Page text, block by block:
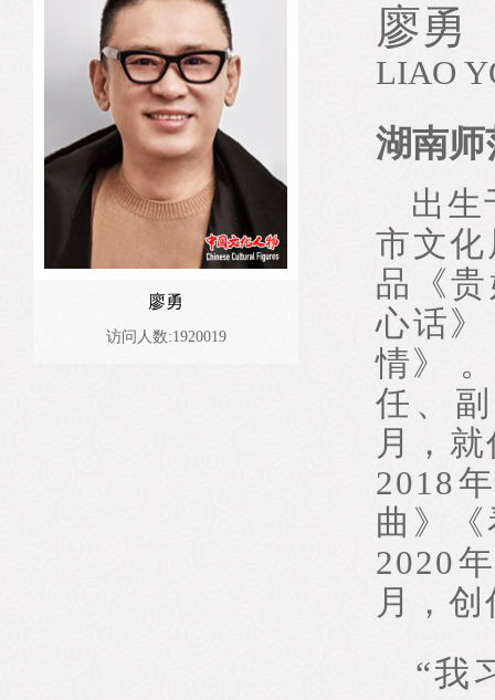
廖勇
访问人数:1920019
廖勇
LIAO
湖南师
出生
市文
品《
心话
情》
任、
月，
2018
曲》
2020
月，
“我